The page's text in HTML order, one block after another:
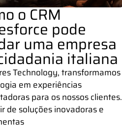
o CRM
pode
uma empresa
italiana
Technology, transformamos
em experiências
para os nossos clientes.
de soluções inovadoras e